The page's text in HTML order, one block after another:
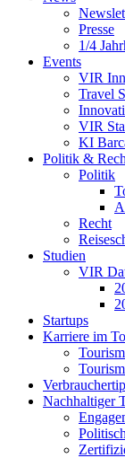
Presse
1/4
Events
VIR
Travel
VIR
KI
Politik &
Politik
Recht
Studien
VIR
Startups
Karriere im
Nachhaltiger